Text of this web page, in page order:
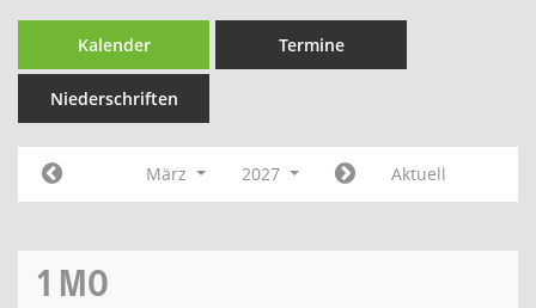
Kalender Termine
Niederschriften
März 2027 Aktuell
1 MO